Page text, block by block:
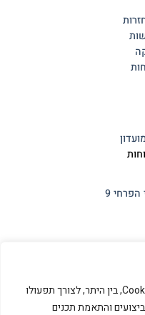
לידיעתך, אתר זה משתמש בקובצי Cookies, בין היתר, לצורך תפעולו
והתאמת תכנים
9
אלף אלף